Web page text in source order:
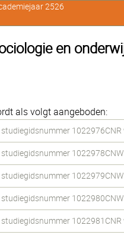
en
als volgt aangeboden:
2526